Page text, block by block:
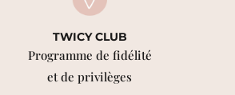
TWICY CLUB
Programme de fidélité
et de privilèges